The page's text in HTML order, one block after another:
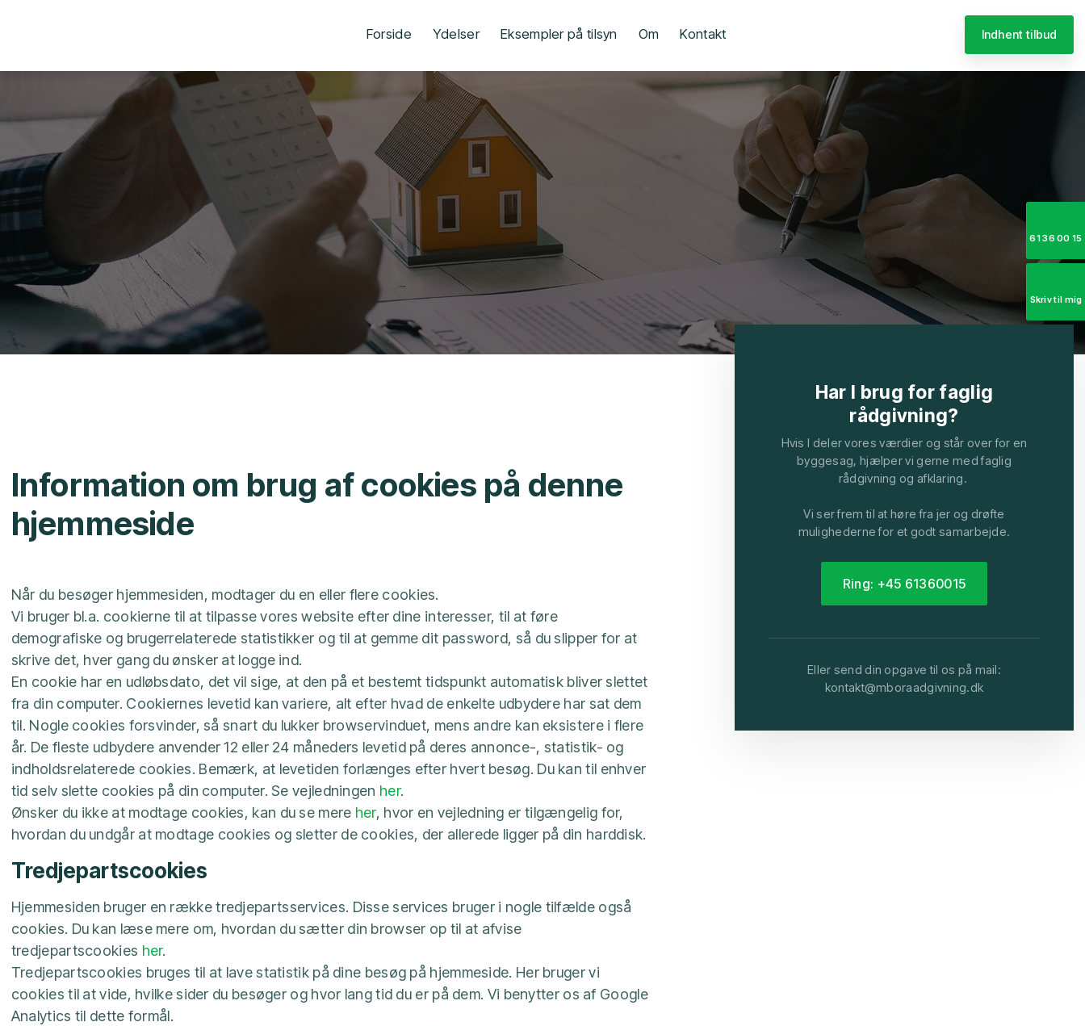
Forside Ydelser Eksempler på tilsyn Om Kontakt Indhent tilbud
61 36 00 15
Skriv til mig​
Information om brug af cookies på denne
hjemmeside
Når du besøger hjemmesiden, modtager du en eller flere cookies.
Vi bruger bl.a. cookierne til at tilpasse vores website efter dine interesser, til at føre
demografiske og brugerrelaterede statistikker og til at gemme dit password, så du slipper for at
skrive det, hver gang du ønsker at logge ind.
En cookie har en udløbsdato, det vil sige, at den på et bestemt tidspunkt automatisk bliver slettet
fra din computer. Cookiernes levetid kan variere, alt efter hvad de enkelte udbydere har sat dem
til. Nogle cookies forsvinder, så snart du lukker browservinduet, mens andre kan eksistere i flere
år. De fleste udbydere anvender 12 eller 24 måneders levetid på deres annonce-, statistik- og
indholdsrelaterede cookies. Bemærk, at levetiden forlænges efter hvert besøg. Du kan til enhver
tid selv slette cookies på din computer. Se vejledningen her.
Ønsker du ikke at modtage cookies, kan du se mere her, hvor en vejledning er tilgængelig for,
hvordan du undgår at modtage cookies og sletter de cookies, der allerede ligger på din harddisk.
Tredjepartscookies
Hjemmesiden bruger en række tredjepartsservices. Disse services bruger i nogle tilfælde også
cookies. Du kan læse mere om, hvordan du sætter din browser op til at afvise
tredjepartscookies her.
Tredjepartscookies bruges til at lave statistik på dine besøg på hjemmeside. Her bruger vi
cookies til at vide, hvilke sider du besøger og hvor lang tid du er på dem. Vi benytter os af Google
Analytics til dette formål.
Har I brug for faglig
rådgivning?
Hvis I deler vores værdier og står over for en
byggesag, hjælper vi gerne med faglig
rådgivning og afklaring.
Vi ser frem til at høre fra jer og drøfte
mulighederne for et godt samarbejde.
Ring: +45 61360​015
Eller send din opgave til os på mail:
kontakt@mboraadgivning.dk